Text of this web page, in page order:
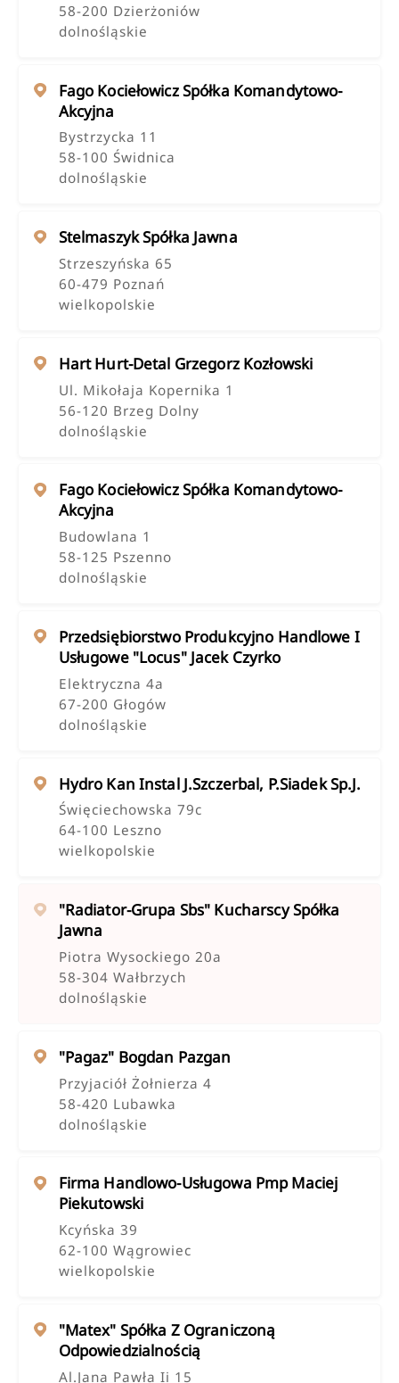
58-200 Dzierżoniów
dolnośląskie
Fago Kociełowicz Spółka Komandytowo-
Akcyjna
Bystrzycka 11
58-100 Świdnica
dolnośląskie
Stelmaszyk Spółka Jawna
Strzeszyńska 65
60-479 Poznań
wielkopolskie
Hart Hurt-Detal Grzegorz Kozłowski
Ul. Mikołaja Kopernika 1
56-120 Brzeg Dolny
dolnośląskie
Fago Kociełowicz Spółka Komandytowo-
Akcyjna
Budowlana 1
58-125 Pszenno
dolnośląskie
Przedsiębiorstwo Produkcyjno Handlowe I
Usługowe "locus" Jacek Czyrko
Elektryczna 4a
67-200 Głogów
dolnośląskie
Hydro Kan Instal J.szczerbal, P.siadek Sp.j.
Święciechowska 79c
64-100 Leszno
wielkopolskie
"radiator-Grupa Sbs" Kucharscy Spółka
Jawna
Piotra Wysockiego 20a
58-304 Wałbrzych
dolnośląskie
"pagaz" Bogdan Pazgan
Przyjaciół Żołnierza 4
58-420 Lubawka
dolnośląskie
Firma Handlowo-Usługowa Pmp Maciej
Piekutowski
Kcyńska 39
62-100 Wągrowiec
wielkopolskie
"matex" Spółka Z Ograniczoną
Odpowiedzialnością
Al.jana Pawła Ii 15